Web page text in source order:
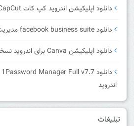
دانلود اپلیکیشن اندروید کپ کات CapCut
دانلود facebook business suite مدیریت پیج اینستاگرام
دانلود اپلیکیشن Canva برای اندروید نسخه 2.139.0
اندروید
تبلیغات